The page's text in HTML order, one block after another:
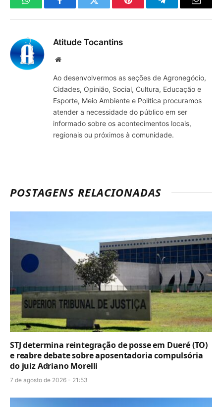
WhatsAppFacebookTwitter Pinterest TelegramaE-
Atitude Tocantins
Site
Ao desenvolvermos as seções de Agronegócio,
Cidades, Opinião, Social, Cultura, Educação e
Esporte, Meio Ambiente e Política procuramos
atender a necessidade do público em ser
informado sobre os acontecimentos locais,
regionais ou próximos à comunidade.
POSTAGENS RELACIONADAS
STJ determina reintegração de posse em Dueré (TO)
e reabre debate sobre aposentadoria compulsória
do juiz Adriano Morelli
7 de agosto de 2026 - 21:53